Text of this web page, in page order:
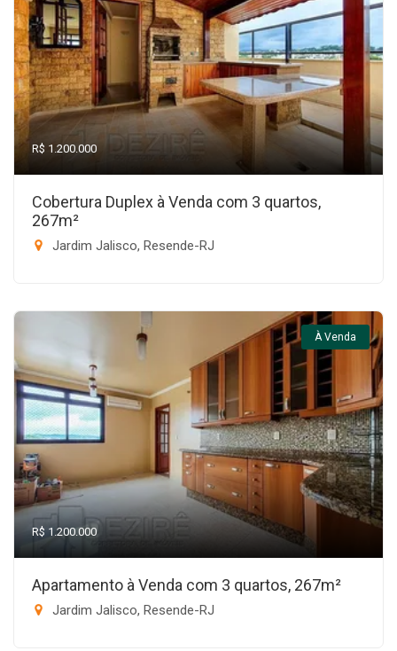
R$ 1.200.000
Cobertura Duplex à Venda com 3 quartos,
267m²
Jardim Jalisco, Resende-RJ
À Venda
R$ 1.200.000
Apartamento à Venda com 3 quartos, 267m²
Jardim Jalisco, Resende-RJ